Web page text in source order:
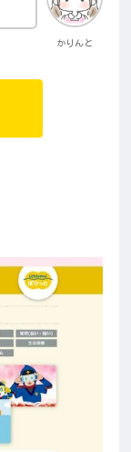
かりんと